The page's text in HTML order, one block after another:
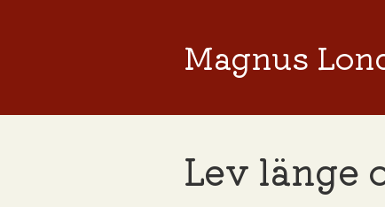
Magnus
Lev länge